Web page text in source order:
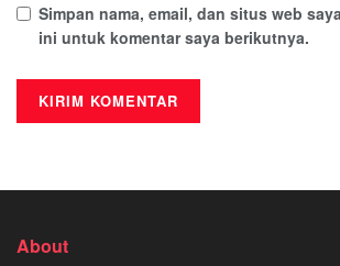
Simpan nama, email, dan situs web
ini untuk komentar saya berikutnya.
About